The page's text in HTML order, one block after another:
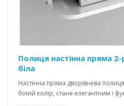
Полиця настінна пряма
біла
Настінна пряма дворівнева
білий колір, стане елегантним і